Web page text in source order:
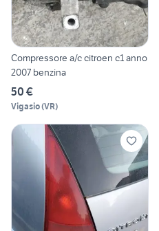
Compressore a/c citroen c1 anno
2007 benzina
50 €
Vigasio(VR)